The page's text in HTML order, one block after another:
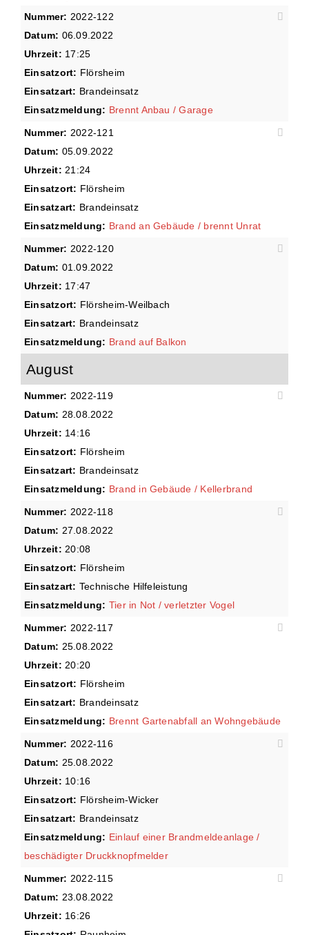
Nummer: 2022-122
Datum: 06.09.2022
Uhrzeit: 17:25
Einsatzort: Flörsheim
Einsatzart: Brandeinsatz
Einsatzmeldung: Brennt Anbau / Garage
Nummer: 2022-121
Datum: 05.09.2022
Uhrzeit: 21:24
Einsatzort: Flörsheim
Einsatzart: Brandeinsatz
Einsatzmeldung: Brand an Gebäude / brennt Unrat
Nummer: 2022-120
Datum: 01.09.2022
Uhrzeit: 17:47
Einsatzort: Flörsheim-Weilbach
Einsatzart: Brandeinsatz
Einsatzmeldung: Brand auf Balkon
August
Nummer: 2022-119
Datum: 28.08.2022
Uhrzeit: 14:16
Einsatzort: Flörsheim
Einsatzart: Brandeinsatz
Einsatzmeldung: Brand in Gebäude / Kellerbrand
Nummer: 2022-118
Datum: 27.08.2022
Uhrzeit: 20:08
Einsatzort: Flörsheim
Einsatzart: Technische Hilfeleistung
Einsatzmeldung: Tier in Not / verletzter Vogel
Nummer: 2022-117
Datum: 25.08.2022
Uhrzeit: 20:20
Einsatzort: Flörsheim
Einsatzart: Brandeinsatz
Einsatzmeldung: Brennt Gartenabfall an Wohngebäude
Nummer: 2022-116
Datum: 25.08.2022
Uhrzeit: 10:16
Einsatzort: Flörsheim-Wicker
Einsatzart: Brandeinsatz
Einsatzmeldung: Einlauf einer Brandmeldeanlage /
beschädigter Druckknopfmelder
Nummer: 2022-115
Datum: 23.08.2022
Uhrzeit: 16:26